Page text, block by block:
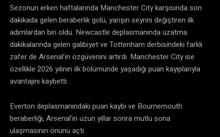
Sezonun erken haftalarında Manchester City karşısında son
dakikada gelen beraberlik golü, yarışın seyrini değiştiren ilk
adımlardan biri oldu. Newcastle deplasmanında uzatma
dakikalarında gelen galibiyet ve Tottenham derbisindeki farklı
zafer de Arsenal’in özgüvenini artırdı. Manchester City ise
özellikle 2026 yılının ilk bölümünde yaşadığı puan kayıplarıyla
avantajını kaybetti.
Everton deplasmanındaki puan kaybı ve Bournemouth
beraberliği, Arsenal’in uzun yıllar sonra mutlu sona
ulaşmasının önünü açtı.